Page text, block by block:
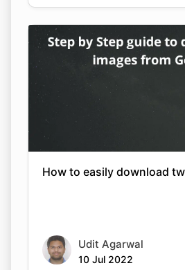
How to easily download
Udit Agarwal
10 Jul 2022